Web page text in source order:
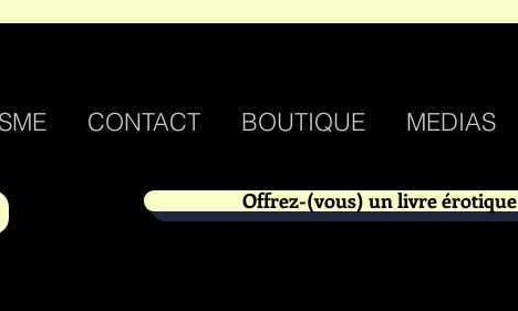
CONTACT BOUTIQUE MEDIAS
Offrez-(vous) un livre érotique